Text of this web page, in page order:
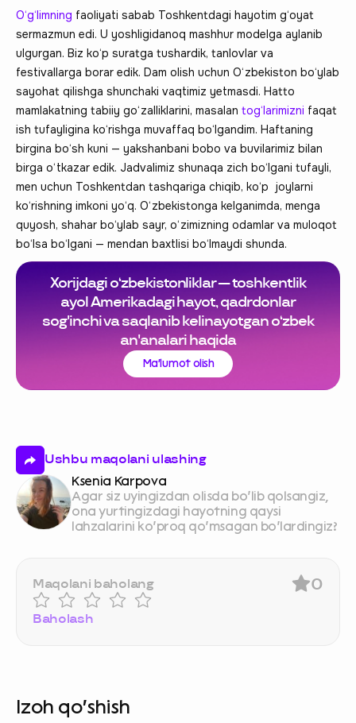
O‘g‘limning faoliyati sabab Toshkentdagi hayotim g‘oyat
sermazmun edi. U yoshligidanoq mashhur modelga aylanib
ulgurgan. Biz ko‘p suratga tushardik, tanlovlar va
festivallarga borar edik. Dam olish uchun O‘zbekiston bo‘ylab
sayohat qilishga shunchaki vaqtimiz yetmasdi. Hatto
mamlakatning tabiiy go‘zalliklarini, masalan tog‘larimizni faqat
ish tufayligina ko‘rishga muvaffaq bo‘lgandim. Haftaning
birgina bo‘sh kuni — yakshanbani bobo va buvilarimiz bilan
birga o‘tkazar edik. Jadvalimiz shunaqa zich bo‘lgani tufayli,
men uchun Toshkentdan tashqariga chiqib, ko‘p joylarni
ko‘rishning imkoni yo‘q. O‘zbekistonga kelganimda, menga
quyosh, shahar bo‘ylab sayr, o‘zimizning odamlar va muloqot
bo‘lsa bo‘lgani — mendan baxtlisi bo‘lmaydi shunda.
Xorijdagi o‘zbekistonliklar — toshkentlik
ayol Amerikadagi hayot, qadrdonlar
sog'inchi va saqlanib kelinayotgan o‘zbek
an'analari haqida
Ma'lumot olish
Ushbu maqolani ulashing
Ksenia Karpova
Agar siz uyingizdan olisda bo‘lib qolsangiz,
ona yurtingizdagi hayotning qaysi
lahzalarini ko‘proq qo‘msagan bo‘lardingiz?
Maqolani baholang
Baholash
0
Izoh qo‘shish